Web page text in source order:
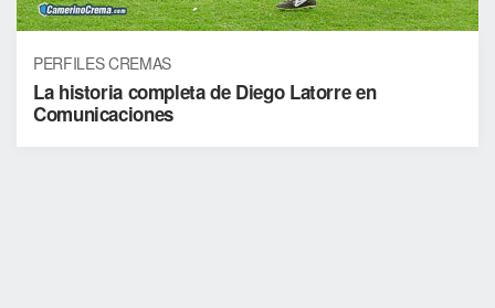
PERFILES CREMAS
La historia completa de Diego Latorre en
Comunicaciones